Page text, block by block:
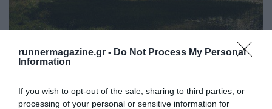
runnermagazine.gr - Do Not Process My Personal
Information
If you wish to opt-out of the sale, sharing to third parties, or
processing of your personal or sensitive information for
Zagori Mountain Running 2018